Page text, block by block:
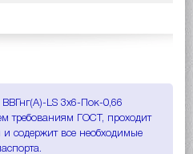
LS 3х6-Пок-0,66
требованиям ГОСТ, проходит
содержит все необходимые